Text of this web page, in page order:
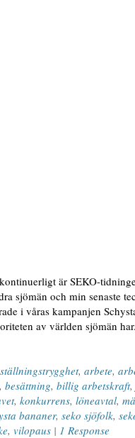
är SEKO-
sjömän och min senaste
i våras kampanjen
av världen sjömän
, arbete,
, besättning, billig arbetskraft,
, konkurrens, löneavtal,
bananer, seko sjöfolk,
, vilopaus | 1 Response